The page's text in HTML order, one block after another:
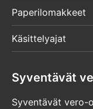
Paperilomakkeet
Käsittelyajat
Syventävät
Syventävät vero-